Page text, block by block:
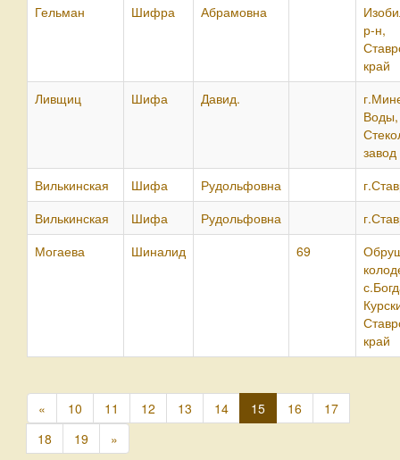
Гельман
Шифра Абрамовна
р-н,
край
Ливщиц
Шифа Давид.
Воды,
завод
Вилькинская
Шифа Рудольфовна
Вилькинская
Шифа Рудольфовна
Могаева
Шиналид 69
край
« 10 11 12 13 14 15 16
17
18
19 »